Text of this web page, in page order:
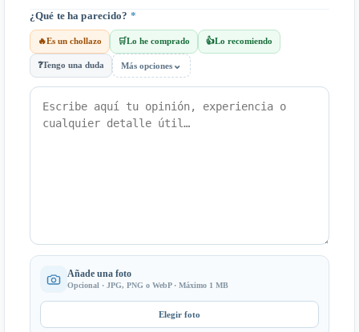
¿Qué te ha parecido? *
🔥Es un chollazo 🛒Lo he comprado 👍Lo recomiendo
❓Tengo una duda Más opciones ⌄
Añade una foto
Opcional · JPG, PNG o WebP · Máximo 1 MB
Elegir foto